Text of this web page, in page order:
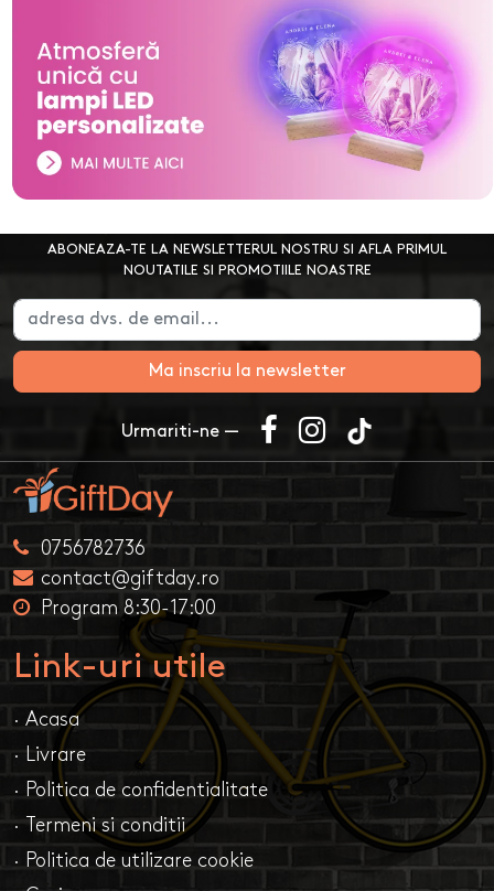
ABONEAZA-TE LA NEWSLETTERUL NOSTRU SI AFLA PRIMUL
NOUTATILE SI PROMOTIILE NOASTRE
Ma inscriu la newsletter
Urmariti-ne —
0756782736
contact@giftday.ro
Program 8:30-17:00
Link-uri utile
· Acasa
· Livrare
· Politica de confidentialitate
· Termeni si conditii
· Politica de utilizare cookie